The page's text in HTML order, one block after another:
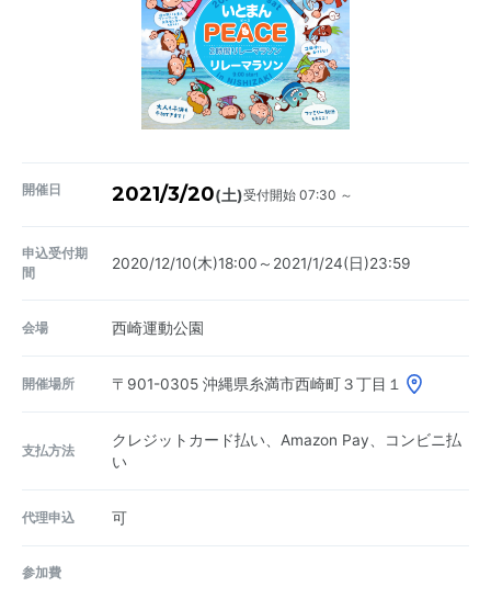
開催日 2021/3/20(土)受付開始 07:30 ～
申込受付期
間
2020/12/10(木)18:00～2021/1/24(日)23:59
会場 西崎運動公園
開催場所 〒901-0305 沖縄県糸満市西崎町３丁目１
支払方法
クレジットカード払い、Amazon Pay、コンビニ払
い
代理申込 可
参加費